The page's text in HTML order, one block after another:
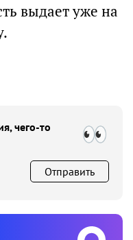
выдает уже на
чего-то
Отправить